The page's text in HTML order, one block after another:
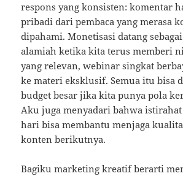
respons yang konsisten: komentar
pribadi dari pembaca yang merasa
dipahami. Monetisasi datang
alamiah ketika kita terus memberi
yang relevan, webinar singkat
ke materi eksklusif. Semua itu bisa
budget besar jika kita punya pola
Aku juga menyadari bahwa
hari bisa membantu menjaga
konten berikutnya.
Bagiku marketing kreatif berarti